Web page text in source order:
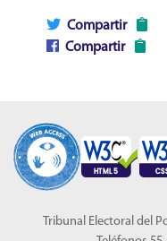
Compartir
Compartir
Tribunal Electoral del